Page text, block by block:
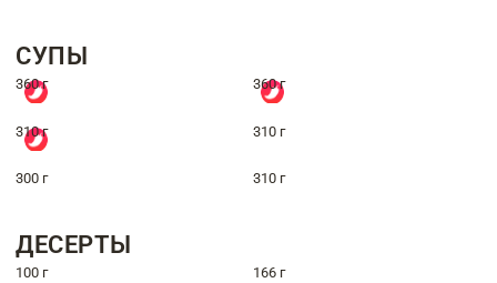
СУПЫ
360 г 360 г
310 г 310 г
300 г 310 г
ДЕСЕРТЫ
100 г 166 г